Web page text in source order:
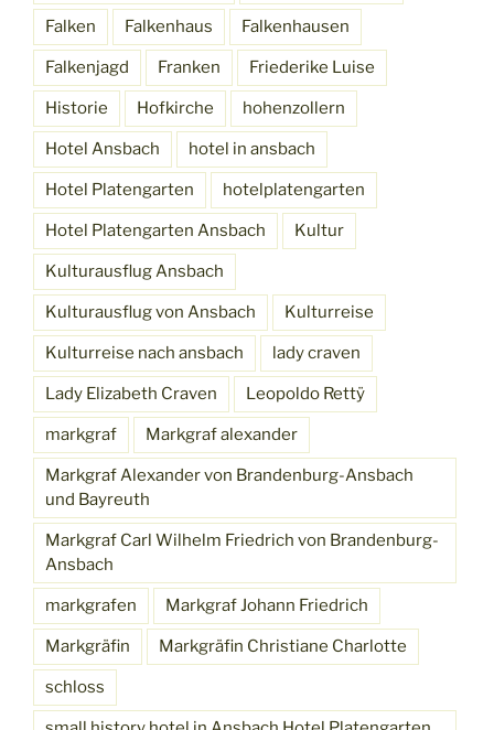
Falken Falkenhaus Falkenhausen
Falkenjagd Franken Friederike Luise
Historie Hofkirche hohenzollern
Hotel Ansbach hotel in ansbach
Hotel Platengarten hotelplatengarten
Hotel Platengarten Ansbach Kultur
Kulturausflug Ansbach
Kulturausflug von Ansbach Kulturreise
Kulturreise nach ansbach lady craven
Lady Elizabeth Craven Leopoldo Rettÿ
markgraf Markgraf alexander
Markgraf Alexander von Brandenburg-Ansbach
und Bayreuth
Markgraf Carl Wilhelm Friedrich von Brandenburg-
Ansbach
markgrafen Markgraf Johann Friedrich
Markgräfin Markgräfin Christiane Charlotte
schloss